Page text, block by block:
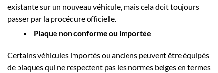
existante sur un nouveau véhicule, mais cela doit toujours
passer par la procédure officielle.
Plaque non conforme ou importée
Certains véhicules importés ou anciens peuvent être équipés
de plaques qui ne respectent pas les normes belges en termes